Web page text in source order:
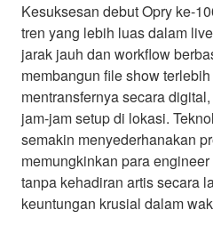
Kesuksesan debut Opry ke-
tren yang lebih luas dalam
jarak jauh dan workflow
membangun file show
mentransfernya secara
jam-jam setup di lokasi.
semakin menyederhanakan
memungkinkan para
tanpa kehadiran artis secara
keuntungan krusial dalam